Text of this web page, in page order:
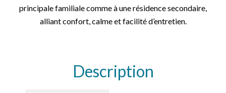
principale familiale comme à une résidence secondaire,
alliant confort, calme et facilité d’entretien.
Description